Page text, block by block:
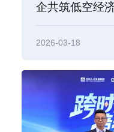
企共筑低空经
2026-03-18